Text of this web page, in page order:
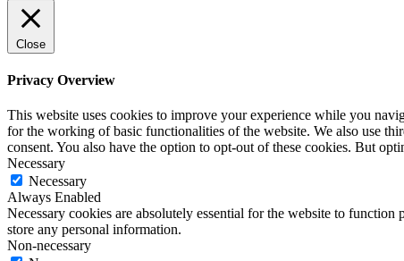
Close
Privacy Overview
This website uses cookies to improve your experience while you
for the working of basic functionalities of the website. We also use
consent. You also have the option to opt-out of these cookies. But
Necessary
Necessary
Always Enabled
Necessary cookies are absolutely essential for the website to
store any personal information.
Non-necessary